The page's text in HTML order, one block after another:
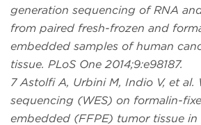
generation sequencing of RNA
from paired fresh-frozen and
embedded samples of human
tissue. PLoS One 2014;9:e98187.
7 Astolfi A, Urbini M, Indio V, et al.
sequencing (WES) on formalin-
embedded (FFPE) tumor tissue